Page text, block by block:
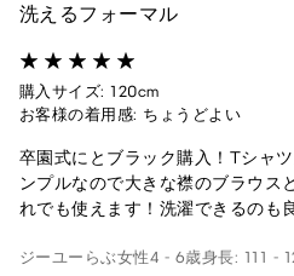
洗えるフォーマル
購入サイズ: 120cm
お客様の着用感: ちょうどよい
卒園式にとブラック購入！Tシャ
ンプルなので大きな襟のブラウス
れでも使えます！洗濯できるのも
ジーユーらぶ女性4 - 6歳身長: 111 -